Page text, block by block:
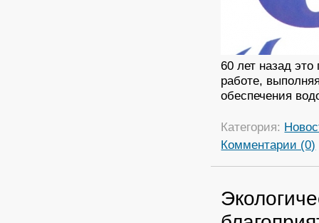
60 лет назад
работе,
обеспечения
Категория:
Комментарии (0)